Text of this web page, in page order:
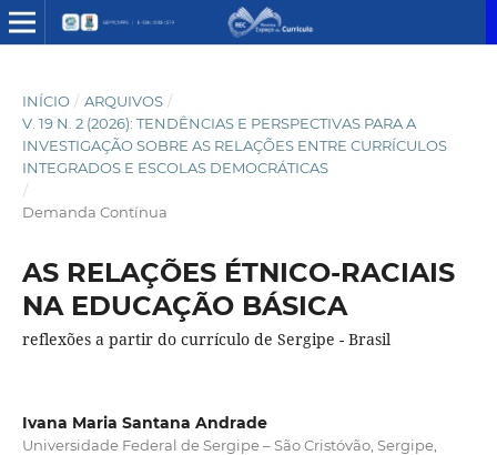
INÍCIO / ARQUIVOS /
V. 19 N. 2 (2026): TENDÊNCIAS E PERSPECTIVAS PARA A
INVESTIGAÇÃO SOBRE AS RELAÇÕES ENTRE CURRÍCULOS
INTEGRADOS E ESCOLAS DEMOCRÁTICAS
/
Demanda Contínua
AS RELAÇÕES ÉTNICO-RACIAIS
NA EDUCAÇÃO BÁSICA
reflexões a partir do currículo de Sergipe - Brasil
Ivana Maria Santana Andrade
Universidade Federal de Sergipe – São Cristóvão, Sergipe,